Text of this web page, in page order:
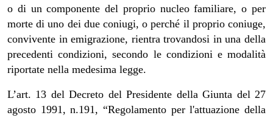
o di un componente del proprio nucleo familiare, o per
morte di uno dei due coniugi, o perché il proprio coniuge,
convivente in emigrazione, rientra trovandosi in una della
precedenti condizioni, secondo le condizioni e modalità
riportate nella medesima legge.
L’art. 13 del Decreto del Presidente della Giunta del 27
agosto 1991, n.191, “Regolamento per l'attuazione della